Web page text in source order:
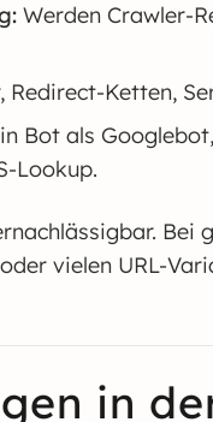
Werden Crawler-
Redirect-Ketten,
Bot als
Lookup.
Bei
vielen URL-
in